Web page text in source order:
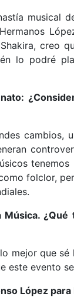
musical
creo
lo podré
cambios,
folclor,
mejor que sé
este evento
López